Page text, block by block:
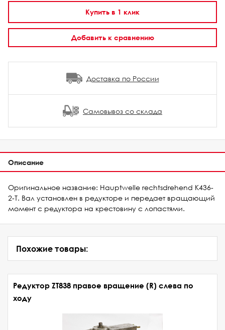
Купить в 1 клик
Добавить к сравнению
Доставка по России
Самовывоз со склада
Описание
Оригинальное название: Hauptwelle rechtsdrehend K436-
2-T. Вал установлен в редукторе и передает вращающий
момент с редуктора на крестовину с лопастями.
Похожие товары:
Редуктор ZT838 правое вращение (R) слева по
ходу